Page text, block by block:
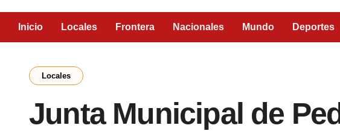
Inicio Locales Frontera Nacionales Mundo Deportes
Locales
Junta Municipal de